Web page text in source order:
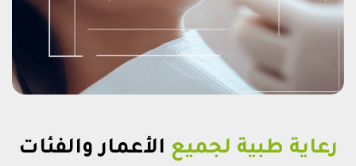
رعاية طبية لجميع الأعمار والفئات